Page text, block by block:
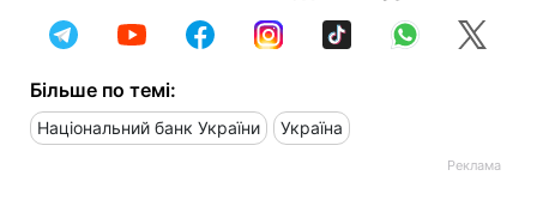
Більше по темі:
Національний банк України Україна